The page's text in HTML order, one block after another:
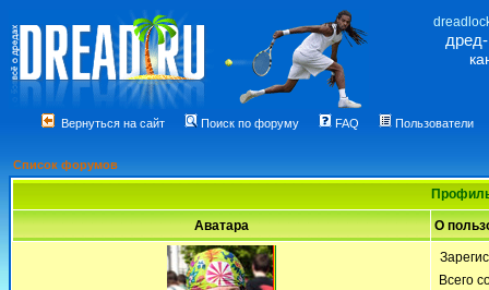
Вернуться на сайт Поиск по форуму FAQ Пользователи
Список форумов
Аватара О
Всего